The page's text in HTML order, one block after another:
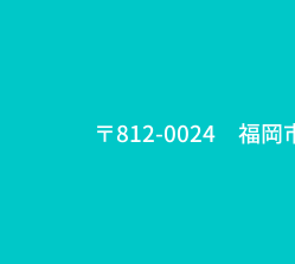
〒812-0024 福岡